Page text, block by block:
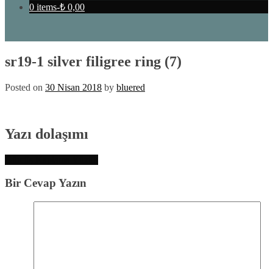
0 items-₺ 0,00
sr19-1 silver filigree ring (7)
Posted on 30 Nisan 2018 by bluered
Yazı dolaşımı
Bir Cevap Yazın